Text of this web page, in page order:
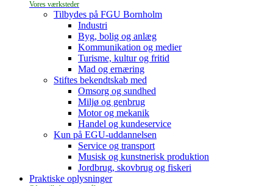
Tilbydes på FGU Bornholm
Industri
Byg, bolig og anlæg
Kommunikation og medier
Turisme, kultur og fritid
Mad og ernæring
Stiftes bekendtskab med
Omsorg og sundhed
Miljø og genbrug
Motor og mekanik
Handel og kundeservice
Kun på EGU-uddannelsen
Service og transport
Musisk og kunstnerisk produktion
Jordbrug, skovbrug og fiskeri
Praktiske oplysninger